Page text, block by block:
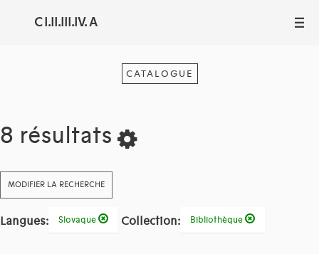
C I.II.III.IV. A III
CATALOGUE
8 résultats
MODIFIER LA RECHERCHE
Langues: Slovaque Collection: Bibliothèque